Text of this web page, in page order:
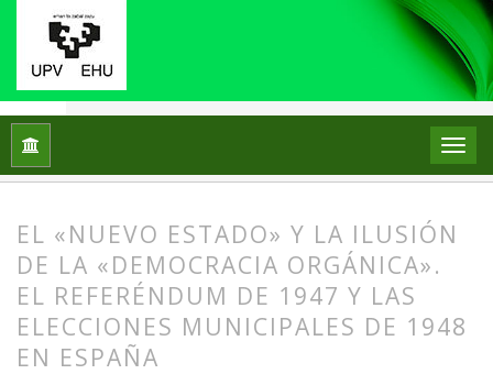
Inicio Núm. 45 (2012): Nacionalismo y
EL «NUEVO ESTADO» Y LA ILUSIÓN
DE LA «DEMOCRACIA ORGÁNICA».
EL REFERÉNDUM DE 1947 Y LAS
ELECCIONES MUNICIPALES DE 1948
EN ESPAÑA